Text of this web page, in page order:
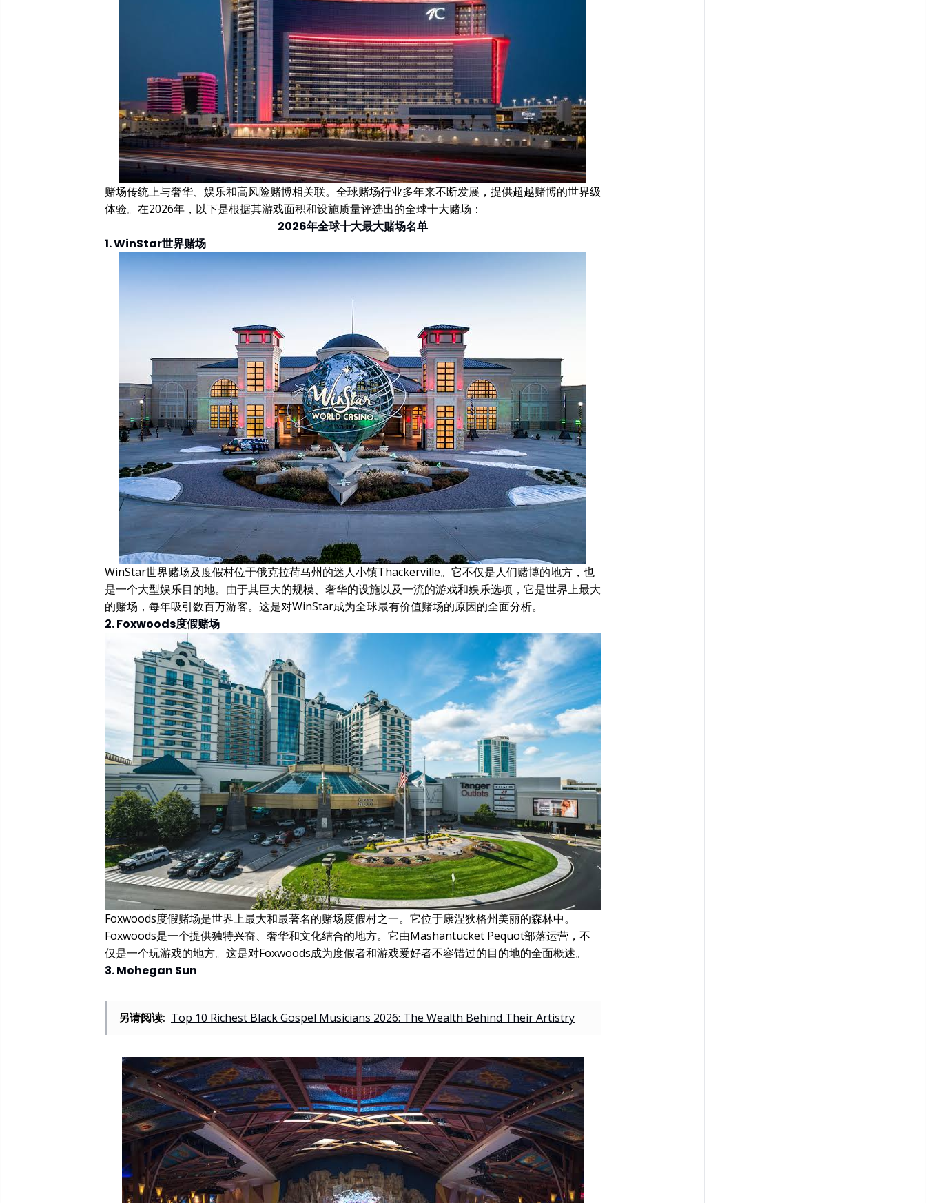
赌场传统上与奢华、娱乐和高风险赌博相关联。全球赌场行业多年来不断发展，提供超越赌博的世界级
体验。在2026年，以下是根据其游戏面积和设施质量评选出的全球十大赌场：
2026年全球十大最大赌场名单
1. WinStar世界赌场
WinStar世界赌场及度假村位于俄克拉荷马州的迷人小镇Thackerville。它不仅是人们赌博的地方，也
是一个大型娱乐目的地。由于其巨大的规模、奢华的设施以及一流的游戏和娱乐选项，它是世界上最大
的赌场，每年吸引数百万游客。这是对WinStar成为全球最有价值赌场的原因的全面分析。
2. Foxwoods度假赌场
Foxwoods度假赌场是世界上最大和最著名的赌场度假村之一。它位于康涅狄格州美丽的森林中。
Foxwoods是一个提供独特兴奋、奢华和文化结合的地方。它由Mashantucket Pequot部落运营，不
仅是一个玩游戏的地方。这是对Foxwoods成为度假者和游戏爱好者不容错过的目的地的全面概述。
3. Mohegan Sun
另请阅读: Top 10 Richest Black Gospel Musicians 2026: The Wealth Behind Their Artistry